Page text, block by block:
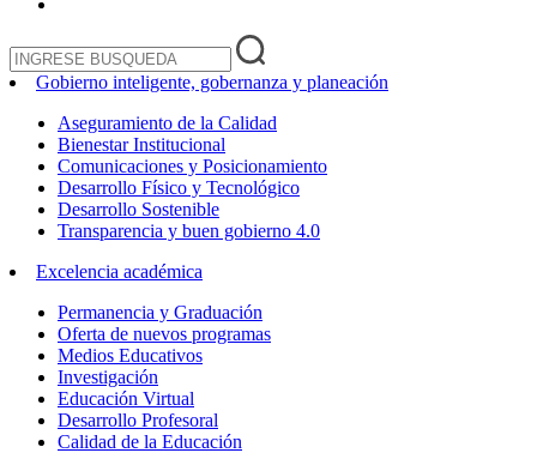
Gobierno inteligente, gobernanza y planeación
Aseguramiento de la Calidad
Bienestar Institucional
Comunicaciones y Posicionamiento
Desarrollo Físico y Tecnológico
Desarrollo Sostenible
Transparencia y buen gobierno 4.0
Excelencia académica
Permanencia y Graduación
Oferta de nuevos programas
Medios Educativos
Investigación
Educación Virtual
Desarrollo Profesoral
Calidad de la Educación